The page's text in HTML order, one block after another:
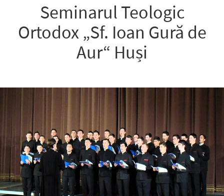
Seminarul Teologic
Ortodox „Sf. Ioan Gură de
Aur“ Huși